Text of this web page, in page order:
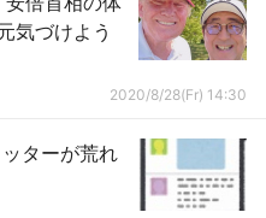
気づけよう
2020/8/28(Fr) 14:30
ターが荒れ